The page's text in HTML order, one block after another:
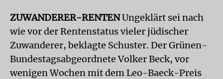
ZUWANDERER-RENTENUngeklärt sei nach
wie vor der Rentenstatus vieler jüdischer
Zuwanderer, beklagte Schuster. Der Grünen-
Bundestagsabgeordnete Volker Beck, vor
wenigen Wochen mit dem Leo-Baeck-Preis